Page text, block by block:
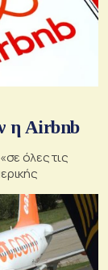
η Airbnb
όλες τις